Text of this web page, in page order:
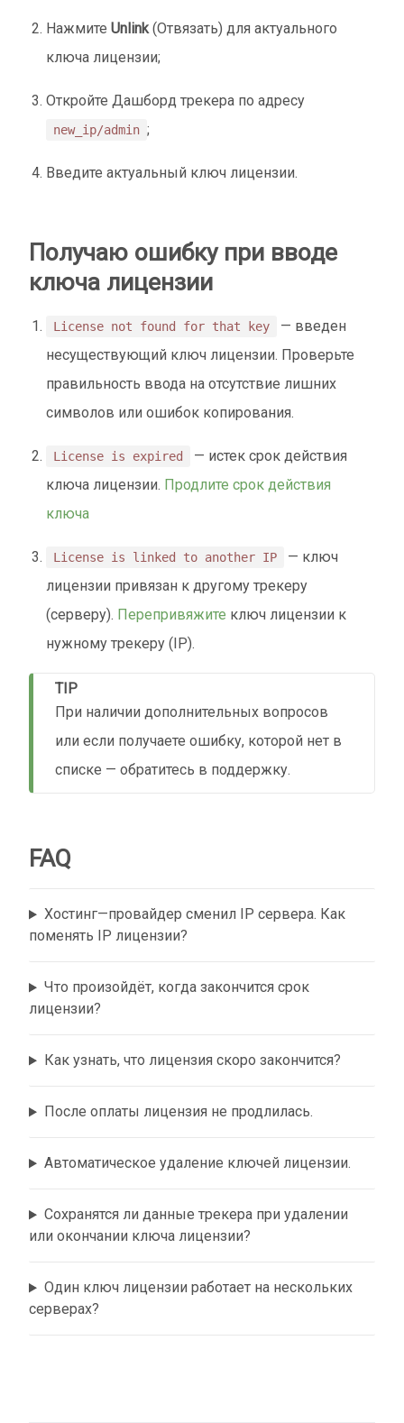
НажмитеUnlink (Отвязать) для актуального
ключа лицензии;
Откройте Дашборд трекера по адресу
new_ip/admin ;
Введите актуальный ключ лицензии.
Получаю ошибку при вводе
ключа лицензии
License not found for that key
— введен
несуществующий ключ лицензии. Проверьте
правильность ввода на отсутствие лишних
символов или ошибок копирования.
License is expired
— истек срок действия
ключа лицензии. Продлите срок действия
ключа
License is linked to another IP
— ключ
лицензии привязан к другому трекеру
(серверу). Перепривяжите ключ лицензии к
нужному трекеру (IP).
TIP
При наличии дополнительных вопросов
или если получаете ошибку, которой нет в
списке — обратитесь в поддержку.
FAQ
Хостинг—провайдер сменил IP сервера. Как
поменять IP лицензии?
Что произойдёт, когда закончится срок
лицензии?
Как узнать, что лицензия скоро закончится?
После оплаты лицензия не продлилась.
Автоматическое удаление ключей лицензии.
Сохранятся ли данные трекера при удалении
или окончании ключа лицензии?
Один ключ лицензии работает на нескольких
серверах?